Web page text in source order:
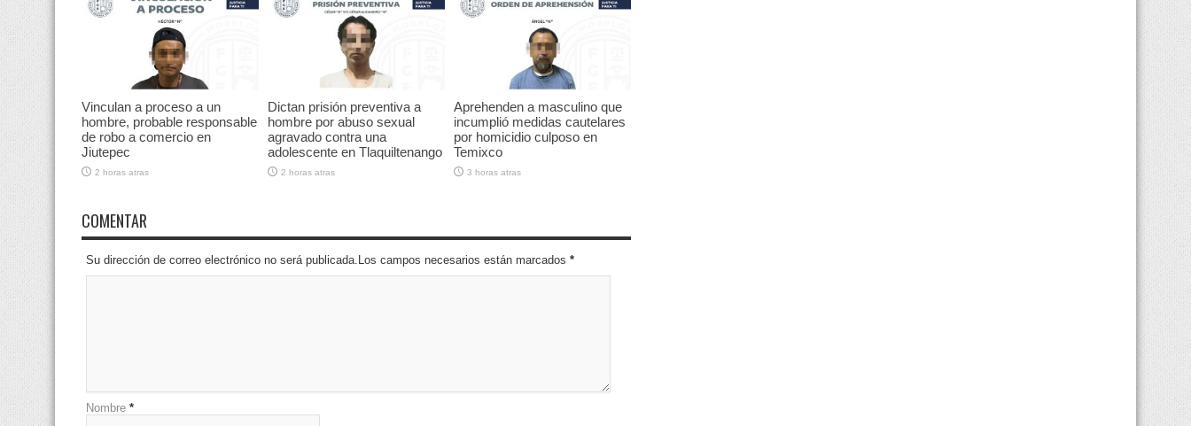
25 mayo, 2012
Vinculan a proceso a un
hombre, probable responsable
de robo a comercio en
Jiutepec
2 horas atras
Dictan prisión preventiva a
hombre por abuso sexual
agravado contra una
adolescente en Tlaquiltenango
2 horas atras
Aprehenden a masculino que
incumplió medidas cautelares
por homicidio culposo en
Temixco
3 horas atras
COMENTAR
Su dirección de correo electrónico no será publicada.Los campos necesarios están marcados *
Nombre *